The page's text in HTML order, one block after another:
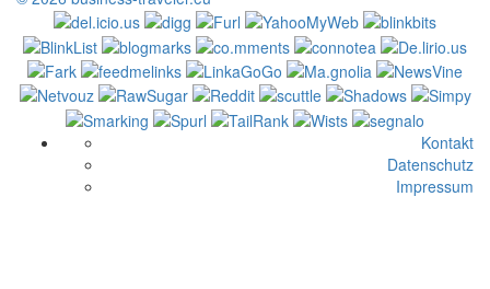
Kontakt
Datenschutz
Impressum